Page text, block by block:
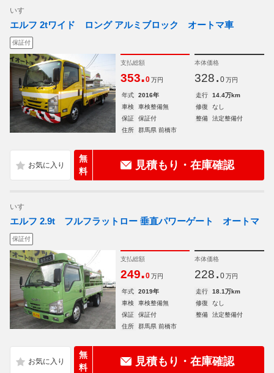
いすゞ
エルフ 2tワイド ロング アルミブロック オートマ車
保証付
支払総額
353.0 万円
本体価格
328. 0 万円
年式 2016年 走行
14.4万km
車検
車検整備無 修復
なし
保証
保証付 整備
法定整備付
住所
群馬県 前橋市
無
料
見積もり・在庫確認
いすゞ
エルフ 2.9t フルフラットロー 垂直パワーゲート オートマ
保証付
支払総額
249.0 万円
本体価格
228. 0 万円
年式 2019年 走行
18.1万km
車検
車検整備無 修復
なし
保証
保証付 整備
法定整備付
住所
群馬県 前橋市
無
料
見積もり・在庫確認